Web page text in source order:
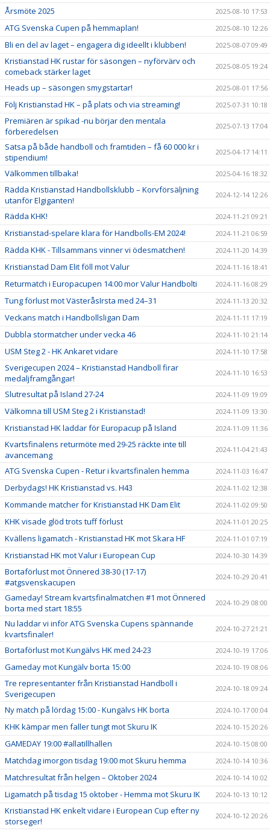
Årsmöte 2025 2025-08-10 17:53
ATG Svenska Cupen på hemmaplan! 2025-08-10 12:26
Bli en del av laget – engagera dig ideellt i klubben! 2025-08-07 09:49
Kristianstad HK rustar för säsongen – nyförvärv och
comeback stärker laget
2025-08-05 19:24
Heads up – säsongen smygstartar! 2025-08-01 17:56
Följ Kristianstad HK – på plats och via streaming! 2025-07-31 10:18
Premiären är spikad -nu börjar den mentala
förberedelsen
2025-07-13 17:04
Satsa på både handboll och framtiden – få 60 000 kr i
stipendium!
2025-04-17 14:11
Välkommen tillbaka! 2025-04-16 18:32
Rädda Kristianstad Handbollsklubb – Korvförsäljning
utanför Elgiganten!
2024-12-14 12:26
Rädda KHK! 2024-11-21 09:21
Kristianstad-spelare klara för Handbolls-EM 2024! 2024-11-21 06:59
Rädda KHK - Tillsammans vinner vi ödesmatchen! 2024-11-20 14:39
Kristianstad Dam Elit föll mot Valur 2024-11-16 18:41
Returmatch i Europacupen 14:00 mor Valur Handbolti 2024-11-16 08:29
Tung förlust mot VästeråsIrsta med 24–31 2024-11-13 20:32
Veckans match i Handbollsligan Dam 2024-11-11 17:19
Dubbla stormatcher under vecka 46 2024-11-10 21:14
USM Steg 2 - HK Ankaret vidare 2024-11-10 17:58
Sverigecupen 2024 – Kristianstad Handboll firar
medaljframgångar!
2024-11-10 16:53
Slutresultat på Island 27-24 2024-11-09 19:09
Välkomna till USM Steg 2 i Kristianstad! 2024-11-09 13:30
Kristianstad HK laddar för Europacup på Island 2024-11-09 11:36
Kvartsfinalens returmöte med 29-25 räckte inte till
avancemang
2024-11-04 21:43
ATG Svenska Cupen - Retur i kvartsfinalen hemma 2024-11-03 16:47
Derbydags! HK Kristianstad vs. H43 2024-11-02 12:38
Kommande matcher för Kristianstad HK Dam Elit 2024-11-02 09:50
KHK visade glöd trots tuff förlust 2024-11-01 20:25
Kvällens ligamatch - Kristianstad HK mot Skara HF 2024-11-01 07:19
Kristianstad HK mot Valur i European Cup 2024-10-30 14:39
Bortaförlust mot Önnered 38-30 (17-17)
#atgsvenskacupen
2024-10-29 20:41
Gameday! Stream kvartsfinalmatchen #1 mot Önnered
borta med start 18:55
2024-10-29 08:00
Nu laddar vi inför ATG Svenska Cupens spännande
kvartsfinaler!
2024-10-27 21:21
Bortaförlust mot Kungälvs HK med 24-23 2024-10-19 17:06
Gameday mot Kungälv borta 15:00 2024-10-19 08:06
Tre representanter från Kristianstad Handboll i
Sverigecupen
2024-10-18 09:24
Ny match på lördag 15:00 - Kungälvs HK borta 2024-10-17 00:04
KHK kämpar men faller tungt mot Skuru IK 2024-10-15 20:26
GAMEDAY 19:00 #allatillhallen 2024-10-15 08:00
Matchdag imorgon tisdag 19:00 mot Skuru hemma 2024-10-14 10:36
Matchresultat från helgen – Oktober 2024 2024-10-14 10:02
Ligamatch på tisdag 15 oktober - Hemma mot Skuru IK 2024-10-13 10:12
Kristianstad HK enkelt vidare i European Cup efter ny
storseger!
2024-10-12 20:26